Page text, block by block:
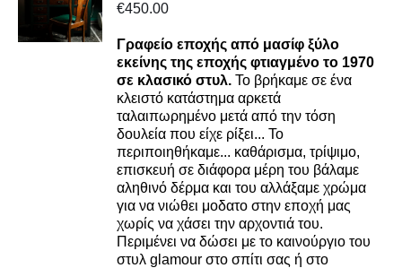
DETAILS
€450.00
Γραφείο εποχής από μασίφ ξύλο
εκείνης της εποχής φτιαγμένο το 1970
σε κλασικό στυλ. Το βρήκαμε σε ένα
κλειστό κατάστημα αρκετά
ταλαιπωρημένο μετά από την τόση
δουλεία που είχε ρίξει... Το
περιποιηθήκαμε... καθάρισμα, τρίψιμο,
επισκευή σε διάφορα μέρη του βάλαμε
αληθινό δέρμα και του αλλάξαμε χρώμα
για να νιώθει μοδατο στην εποχή μας
χωρίς να χάσει την αρχοντιά του.
Περιμένει να δώσει με το καινούργιο του
στυλ glamour στο σπίτι σας ή στο